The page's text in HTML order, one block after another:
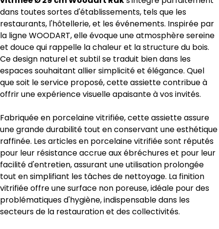
dans toutes sortes d'établissements, tels que les
restaurants, l'hôtellerie, et les événements. Inspirée par
la ligne WOODART, elle évoque une atmosphère sereine
et douce qui rappelle la chaleur et la structure du bois.
Ce design naturel et subtil se traduit bien dans les
espaces souhaitant allier simplicité et élégance. Quel
que soit le service proposé, cette assiette contribue à
offrir une expérience visuelle apaisante à vos invités.
Fabriquée en porcelaine vitrifiée, cette assiette assure
une grande durabilité tout en conservant une esthétique
raffinée. Les articles en porcelaine vitrifiée sont réputés
pour leur résistance accrue aux ébréchures et pour leur
facilité d'entretien, assurant une utilisation prolongée
tout en simplifiant les tâches de nettoyage. La finition
vitrifiée offre une surface non poreuse, idéale pour des
problématiques d'hygiène, indispensable dans les
secteurs de la restauration et des collectivités.